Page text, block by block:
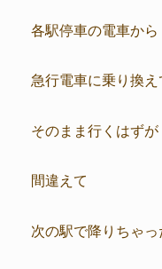
各駅停車の電車から
急行電車に乗り換え
そのまま行くはずが
間違えて
次の駅で降りちゃっ